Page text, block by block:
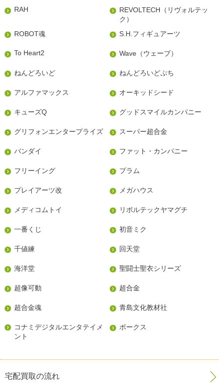
RAH
REVOLTECH（リヴォルテッ
ク）
ROBOT魂
S.H.フィギュアーツ
To Heart2 Wave（ウェーブ）
ねんどろいど ねんどろいどぷち
アルファマックス オーキッドシード
キューズQ グッドスマイルカンパニー
グリフォンエンタープライズ スーパー超合金
バンダイ ファット・カンパニー
フリーイング プラム
プレイアーツ改 メガハウス
メディコムトイ リボルテックヤマグチ
一番くじ 初音ミク
千値練 回天堂
海洋堂 聖闘士聖衣シリーズ
超像可動 超合金
超合金魂 青島文化教材社
コナミデジタルエンタテイメ
ント
ボークス
宅配買取の流れ